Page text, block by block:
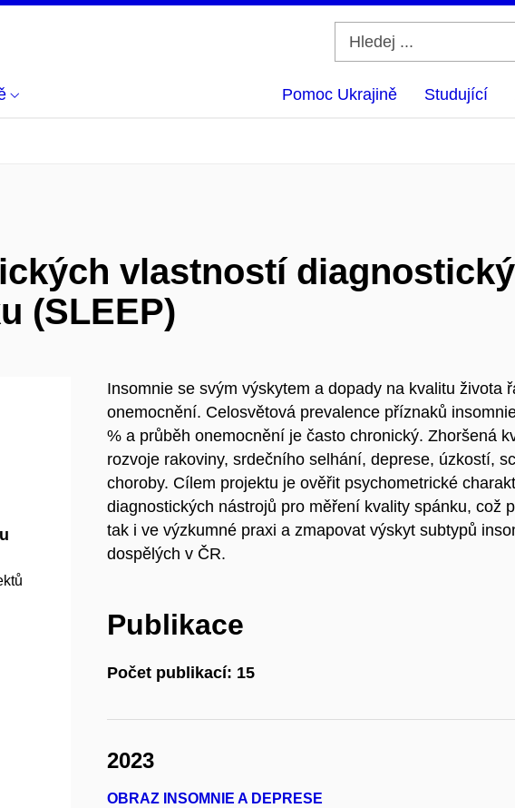
Pomoc Ukrajině Studující
vlastností
(SLEEP)
Insomnie se svým výskytem a dopady na kvalitu života
onemocnění. Celosvětová prevalence příznaků
% a průběh onemocnění je často chronický. Zhoršená
rozvoje rakoviny, srdečního selhání, deprese, úzkostí,
choroby. Cílem projektu je ověřit psychometrické
diagnostických nástrojů pro měření kvality spánku, což
tak i ve výzkumné praxi a zmapovat výskyt subtypů
dospělých v ČR.
Publikace
Počet publikací: 15
2023
OBRAZ INSOMNIE A DEPRESE